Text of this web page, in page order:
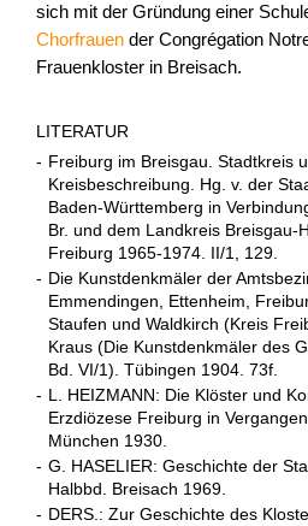
sich mit der Gründung einer
Chorfrauen der Congrégation
Frauenkloster in Breisach.
LITERATUR
- Freiburg im Breisgau. Stadtkreis
Kreisbeschreibung. Hg. v. der
Baden-Württemberg in
Br. und dem Landkreis Breisgau-
Freiburg 1965-1974. II/1, 129.
- Die Kunstdenkmäler der
Emmendingen, Ettenheim,
Staufen und Waldkirch (Kreis
Kraus (Die Kunstdenkmäler des
Bd. VI/1). Tübingen 1904. 73f.
- L. HEIZMANN: Die Klöster und
Erzdiözese Freiburg in
München 1930.
- G. HASELIER: Geschichte der
Halbbd. Breisach 1969.
- DERS.: Zur Geschichte des